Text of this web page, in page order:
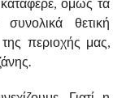
όμως τα
θετική
περιοχής μας,